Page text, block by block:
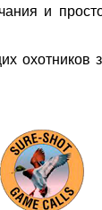
и
охотников